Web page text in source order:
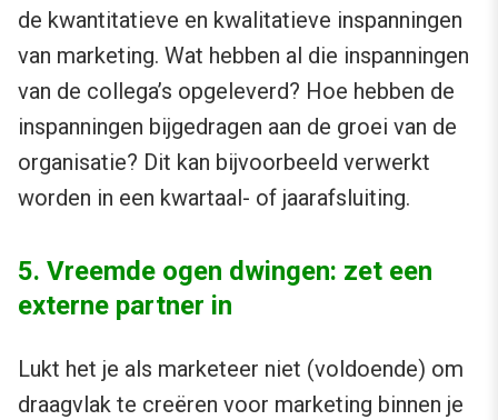
de kwantitatieve en kwalitatieve inspanningen
van marketing. Wat hebben al die inspanningen
van de collega’s opgeleverd? Hoe hebben de
inspanningen bijgedragen aan de groei van de
organisatie? Dit kan bijvoorbeeld verwerkt
worden in een kwartaal- of jaarafsluiting.
5. Vreemde ogen dwingen: zet een
externe partner in
Lukt het je als marketeer niet (voldoende) om
draagvlak te creëren voor marketing binnen je